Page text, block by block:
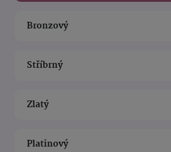
Bronzový
Stříbrný
Zlatý
Platinový